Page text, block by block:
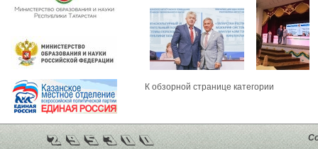
К обзорной странице категории